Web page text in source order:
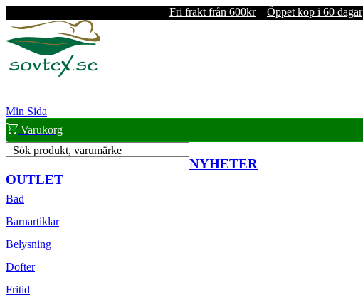
Fri frakt från 600kr Öppet köp i 60 dagar
Min Sida
Varukorg
Sök produkt, varumärke
NYHETER
OUTLET
Bad
Barnartiklar
Belysning
Dofter
Fritid